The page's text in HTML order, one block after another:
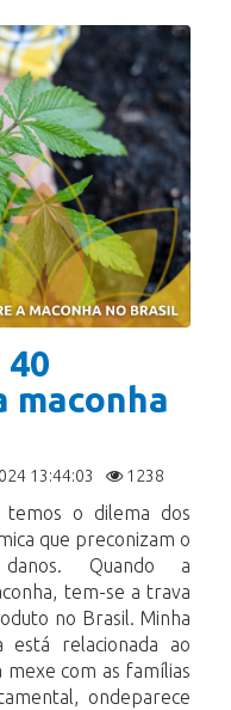
40
maconha
13:44:03 1238
temos o dilema dos
que preconizam o
Quando a
tem-se a trava
no Brasil. Minha
está relacionada ao
mexe com as famílias
ondeparece